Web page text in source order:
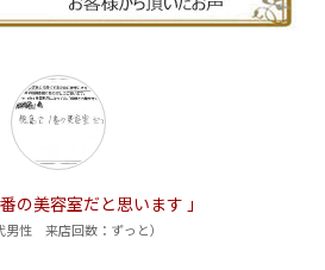
の美容室だと思います 」
男性 来店回数：ずっと）